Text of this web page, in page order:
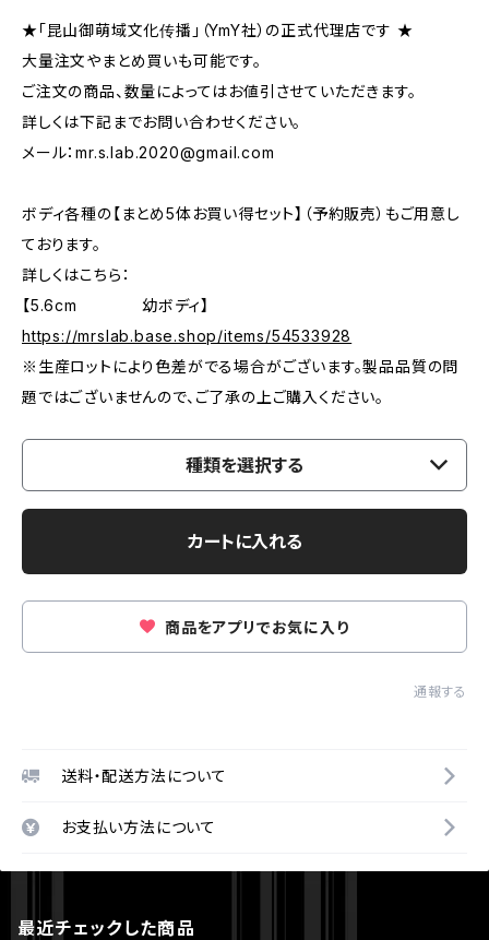
★「昆山御萌域文化传播」（YmY社）の正式代理店です ★
大量注文やまとめ買いも可能です。
ご注文の商品、数量によってはお値引させていただきます。
詳しくは下記までお問い合わせください。
メール：mr.s.lab.2020@gmail.com
ボディ各種の【まとめ5体お買い得セット】（予約販売）もご用意し
ております。
詳しくはこちら：
【5.6cm 幼ボディ】
https://mrslab.base.shop/items/54533928
※生産ロットにより色差がでる場合がございます。製品品質の問
題ではございませんので、ご了承の上ご購入ください。
種類を選択する
カートに入れる
商品をアプリでお気に入り
通報する
送料・配送方法について
お支払い方法について
最近チェックした商品